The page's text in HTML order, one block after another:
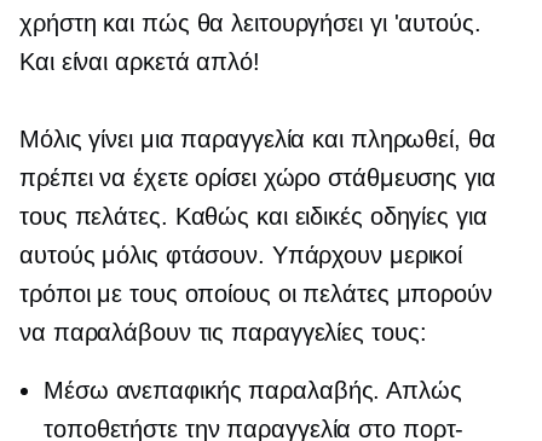
χρήστη και πώς θα λειτουργήσει γι 'αυτούς.
Και είναι αρκετά απλό!
Μόλις γίνει μια παραγγελία και πληρωθεί, θα
πρέπει να έχετε ορίσει χώρο στάθμευσης για
τους πελάτες. Καθώς και ειδικές οδηγίες για
αυτούς μόλις φτάσουν. Υπάρχουν μερικοί
τρόποι με τους οποίους οι πελάτες μπορούν
να παραλάβουν τις παραγγελίες τους:
Μέσω ανεπαφικής παραλαβής. Απλώς
τοποθετήστε την παραγγελία στο πορτ-